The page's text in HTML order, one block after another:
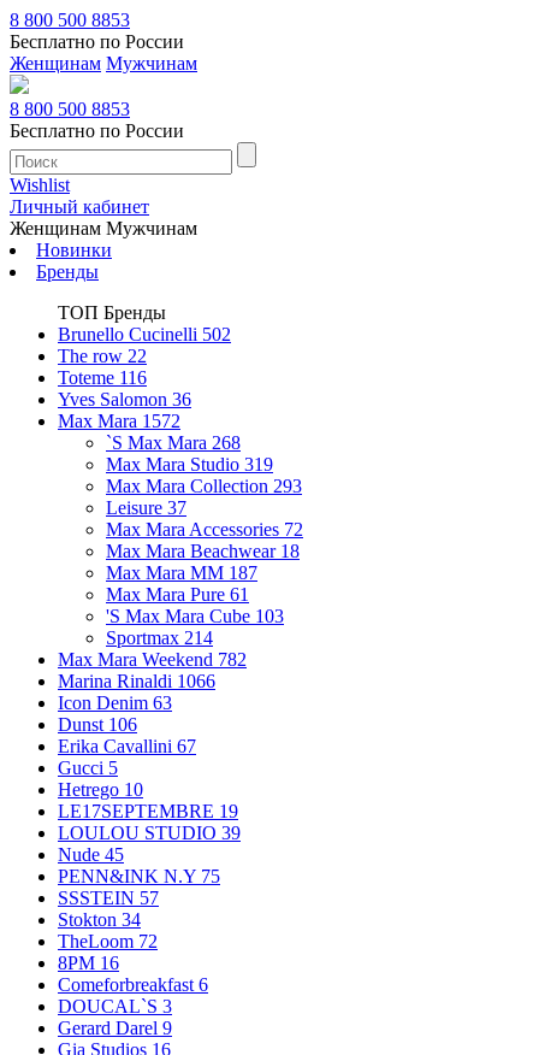
8 800 500 8853
Бесплатно по России
Женщинам Мужчинам
8 800 500 8853
Бесплатно по России
Wishlist
Личный кабинет
Женщинам Мужчинам
Новинки
Бренды
ТОП Бренды
Brunello Cucinelli 502
The row 22
Toteme 116
Yves Salomon 36
Max Mara 1572
`S Max Mara 268
Max Mara Studio 319
Max Mara Collection 293
Leisure 37
Max Mara Accessories 72
Max Mara Beachwear 18
Max Mara MM 187
Max Mara Pure 61
'S Max Mara Cube 103
Sportmax 214
Max Mara Weekend 782
Marina Rinaldi 1066
Icon Denim 63
Dunst 106
Erika Cavallini 67
Gucci 5
Hetrego 10
LE17SEPTEMBRE 19
LOULOU STUDIO 39
Nude 45
PENN&INK N.Y 75
SSSTEIN 57
Stokton 34
TheLoom 72
8PM 16
Comeforbreakfast 6
DOUCAL`S 3
Gerard Darel 9
Gia Studios 16